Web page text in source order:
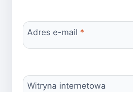
Adres e-mail *
Witryna internetowa